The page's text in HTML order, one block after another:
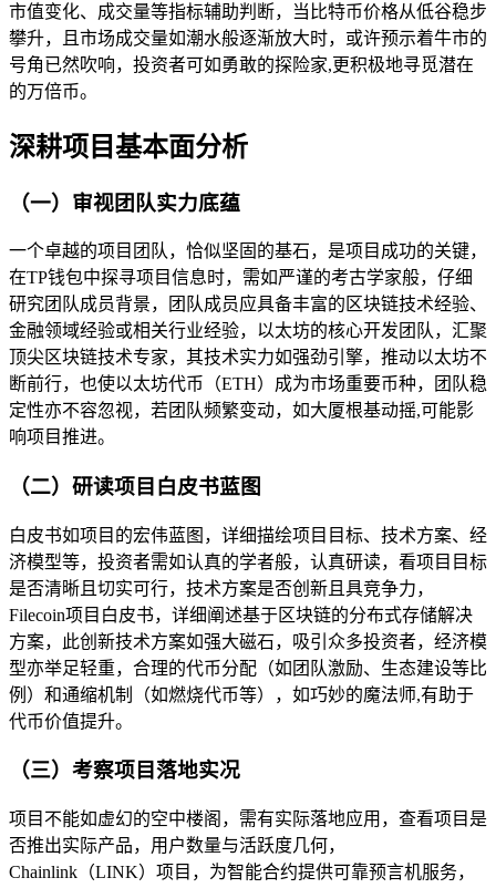
市值变化、成交量等指标辅助判断，当比特币价格从低谷稳步
攀升，且市场成交量如潮水般逐渐放大时，或许预示着牛市的
号角已然吹响，投资者可如勇敢的探险家,更积极地寻觅潜在
的万倍币。
深耕项目基本面分析
（一）审视团队实力底蕴
一个卓越的项目团队，恰似坚固的基石，是项目成功的关键，
在TP钱包中探寻项目信息时，需如严谨的考古学家般，仔细
研究团队成员背景，团队成员应具备丰富的区块链技术经验、
金融领域经验或相关行业经验，以太坊的核心开发团队，汇聚
顶尖区块链技术专家，其技术实力如强劲引擎，推动以太坊不
断前行，也使以太坊代币（ETH）成为市场重要币种，团队稳
定性亦不容忽视，若团队频繁变动，如大厦根基动摇,可能影
响项目推进。
（二）研读项目白皮书蓝图
白皮书如项目的宏伟蓝图，详细描绘项目目标、技术方案、经
济模型等，投资者需如认真的学者般，认真研读，看项目目标
是否清晰且切实可行，技术方案是否创新且具竞争力，
Filecoin项目白皮书，详细阐述基于区块链的分布式存储解决
方案，此创新技术方案如强大磁石，吸引众多投资者，经济模
型亦举足轻重，合理的代币分配（如团队激励、生态建设等比
例）和通缩机制（如燃烧代币等），如巧妙的魔法师,有助于
代币价值提升。
（三）考察项目落地实况
项目不能如虚幻的空中楼阁，需有实际落地应用，查看项目是
否推出实际产品，用户数量与活跃度几何，
Chainlink（LINK）项目，为智能合约提供可靠预言机服务，